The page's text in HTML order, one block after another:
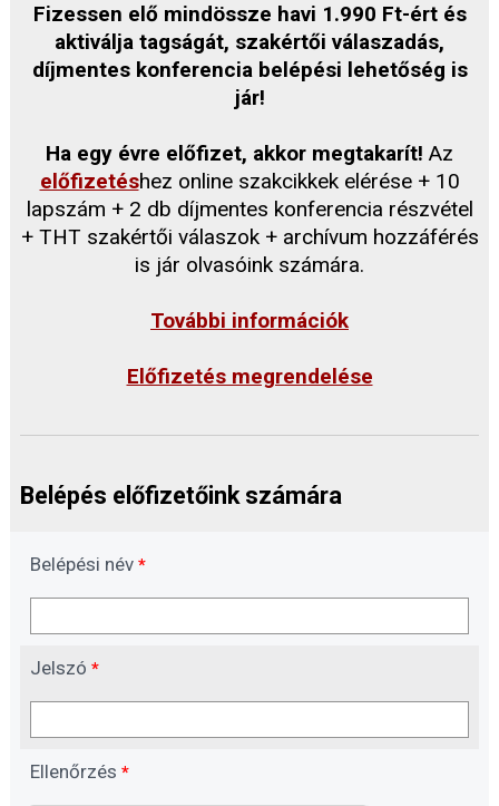
Fizessen elő mindössze havi 1.990 Ft-ért és
aktiválja tagságát, szakértői válaszadás,
díjmentes konferencia belépési lehetőség is
jár!
Ha egy évre előfizet, akkor megtakarít! Az
előfizetéshez online szakcikkek elérése + 10
lapszám + 2 db díjmentes konferencia részvétel
+ THT szakértői válaszok + archívum hozzáférés
is jár olvasóink számára.
További információk
Előfizetés megrendelése
Belépés előfizetőink számára
Belépési név *
Jelszó *
Ellenőrzés *